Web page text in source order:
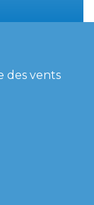
des vents